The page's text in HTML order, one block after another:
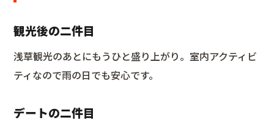
観光後の二件目
浅草観光のあとにもうひと盛り上がり。室内アクティビ
ティなので雨の日でも安心です。
デートの二件目